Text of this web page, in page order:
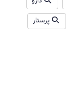
پرستار